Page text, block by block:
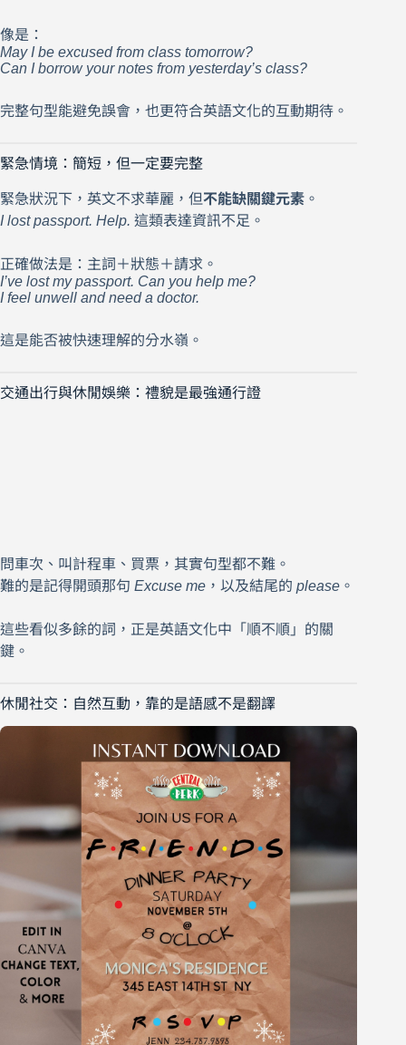
像是：
May I be excused from class tomorrow?
Can I borrow your notes from yesterday’s class?
完整句型能避免誤會，也更符合英語文化的互動期待。
緊急情境：簡短，但一定要完整
緊急狀況下，英文不求華麗，但不能缺關鍵元素 。
I lost passport. Help. 這類表達資訊不足。
正確做法是：主詞＋狀態＋請求。
I’ve lost my passport. Can you help me?
I feel unwell and need a doctor.
這是能否被快速理解的分水嶺。
交通出行與休閒娛樂：禮貌是最強通行證
難的是記得開頭那句Excuse me，以及結尾的 please
鍵。
休閒社交：自然互動，靠的是語感不是翻譯